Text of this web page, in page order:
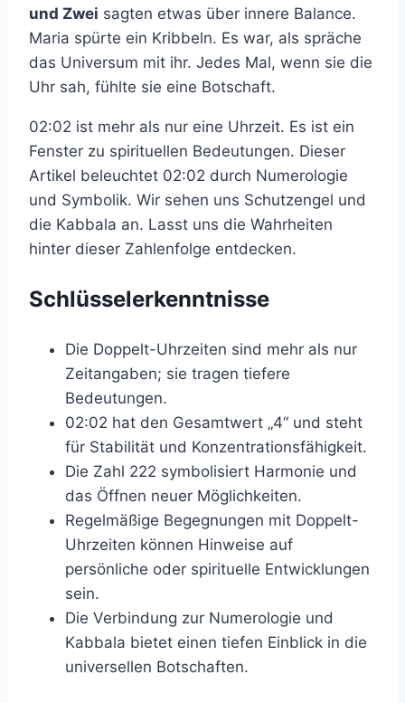
und Zwei sagten etwas über innere Balance.
Maria spürte ein Kribbeln. Es war, als spräche
das Universum mit ihr. Jedes Mal, wenn sie die
Uhr sah, fühlte sie eine Botschaft.
02:02 ist mehr als nur eine Uhrzeit. Es ist ein
Fenster zu spirituellen Bedeutungen. Dieser
Artikel beleuchtet 02:02 durch Numerologie
und Symbolik. Wir sehen uns Schutzengel und
die Kabbala an. Lasst uns die Wahrheiten
hinter dieser Zahlenfolge entdecken.
Schlüsselerkenntnisse
Die Doppelt-Uhrzeiten sind mehr als nur
Zeitangaben; sie tragen tiefere
Bedeutungen.
02:02 hat den Gesamtwert „4“ und steht
für Stabilität und Konzentrationsfähigkeit.
Die Zahl 222 symbolisiert Harmonie und
das Öffnen neuer Möglichkeiten.
Regelmäßige Begegnungen mit Doppelt-
Uhrzeiten können Hinweise auf
persönliche oder spirituelle Entwicklungen
sein.
Die Verbindung zur Numerologie und
Kabbala bietet einen tiefen Einblick in die
universellen Botschaften.